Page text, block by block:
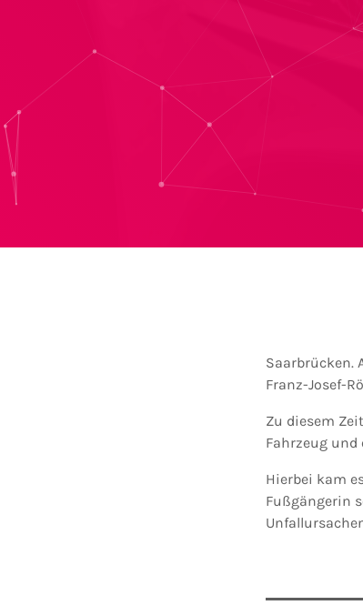
Saarbrücken.
Franz-Josef-
Zu diesem
Fahrzeug
Hierbei kam
Fußgängerin